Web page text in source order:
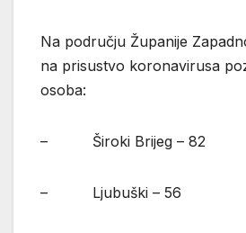
Na području Županije
na prisustvo koronavirusa
osoba:
– Široki Brijeg – 82
– Ljubuški – 56